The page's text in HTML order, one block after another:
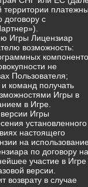
с
Игры Лицензиар
возможность:
не
Пользователя;
команд получать
Игры в
в Игре.
Игры
установленного
настоящего
на
по договору на
участие в Игре
версии.
возврату в случае